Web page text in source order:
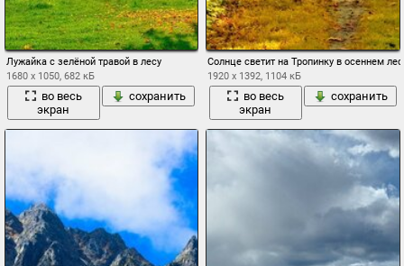
Лужайка с зелёной травой в лесу
1680 x 1050, 682 кБ
во весь
экран
сохранить
Солнце светит на Тропинку в осеннем
1920 x 1392, 1104 кБ
во весь
экран
сохранить